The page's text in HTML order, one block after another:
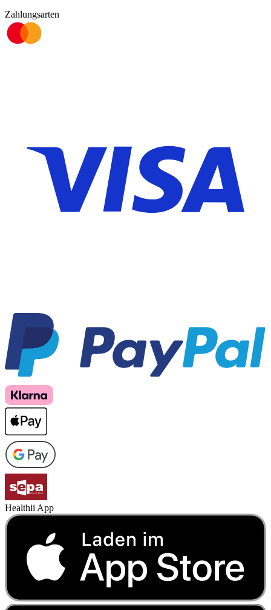
Zahlungsarten
Healthii App